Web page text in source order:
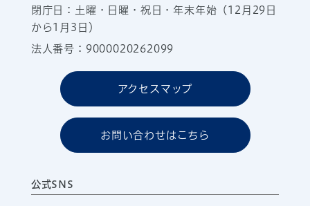
閉庁日：土曜・日曜・祝日・年末年始（12月29日
から1月3日）
法人番号：9000020262099
アクセスマップ
お問い合わせはこちら
公式SNS